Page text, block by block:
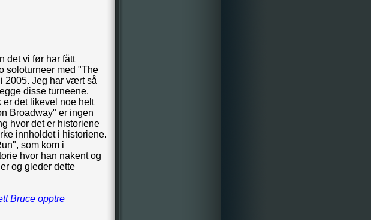
det vi før har fått
soloturneer med "The
2005. Jeg har vært så
disse turneene.
er det likevel noe helt
Broadway" er ingen
hvor det er historiene
innholdet i historiene.
som kom i
hvor han nakent og
og gleder dette
Bruce opptre